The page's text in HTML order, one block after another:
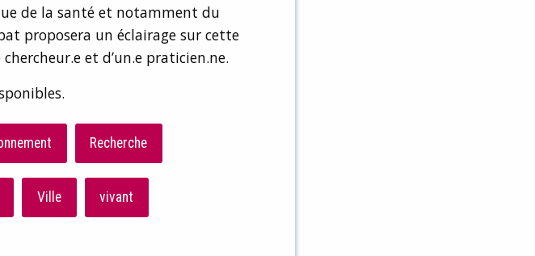
de la santé et notamment du
proposera un éclairage sur cette
et d’un.e praticien.ne.
Recherche
Ville vivant